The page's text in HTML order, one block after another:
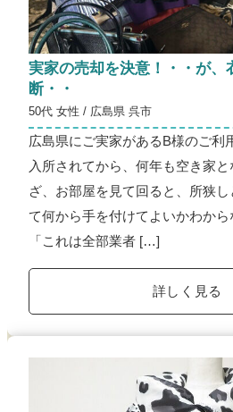
実家の売却を決意！・・が、
断・・
50代 女性 / 広島県 呉市
広島県にご実家があるB様のご利
入所されてから、何年も空き家
ざ、お部屋を見て回ると、所狭
て何から手を付けてよいかわから
「これは全部業者 […]
詳しく見る